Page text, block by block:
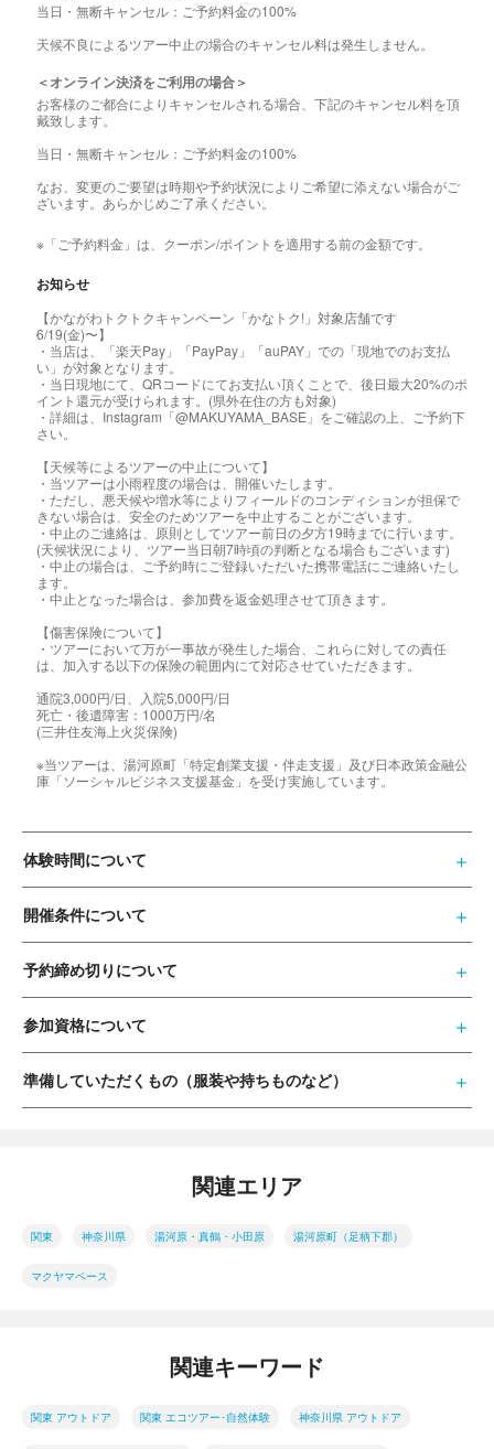
当日・無断キャンセル：ご予約料金の100%
天候不良によるツアー中止の場合のキャンセル料は発生しません。
＜オンライン決済をご利用の場合＞
お客様のご都合によりキャンセルされる場合、下記のキャンセル料を頂
戴致します。
当日・無断キャンセル：ご予約料金の100%
なお、変更のご要望は時期や予約状況によりご希望に添えない場合がご
ざいます。あらかじめご了承ください。
※「ご予約料金」は、クーポン/ポイントを適用する前の金額です。
お知らせ
【かながわトクトクキャンペーン「かなトク!」対象店舗です
6/19(金)〜】
・当店は、「楽天Pay」「PayPay」「auPAY」での「現地でのお支払
い」が対象となります。
・当日現地にて、QRコードにてお支払い頂くことで、後日最大20%のポ
イント還元が受けられます。(県外在住の方も対象)
・詳細は、Instagram「@MAKUYAMA_BASE」をご確認の上、ご予約下
さい。
【天候等によるツアーの中止について】
・当ツアーは小雨程度の場合は、開催いたします。
・ただし、悪天候や増水等によりフィールドのコンディションが担保で
きない場合は、安全のためツアーを中止することがございます。
・中止のご連絡は、原則としてツアー前日の夕方19時までに行います。
(天候状況により、ツアー当日朝7時頃の判断となる場合もございます)
・中止の場合は、ご予約時にご登録いただいた携帯電話にご連絡いたし
ます。
・中止となった場合は、参加費を返金処理させて頂きます。
【傷害保険について】
・ツアーにおいて万が一事故が発生した場合、これらに対しての責任
は、加入する以下の保険の範囲内にて対応させていただきます。
通院3,000円/日、入院5,000円/日
死亡・後遺障害：1000万円/名
(三井住友海上火災保険)
※当ツアーは、湯河原町「特定創業支援・伴走支援」及び日本政策金融公
庫「ソーシャルビジネス支援基金」を受け実施しています。
体験時間について
開催条件について
予約締め切りについて
参加資格について
準備していただくもの（服装や持ちものなど）
関連エリア
関東 神奈川県 湯河原・真鶴・小田原 湯河原町（足柄下郡）
マクヤマベース
関連キーワード
関東 アウトドア 関東 エコツアー･自然体験 神奈川県 アウトドア